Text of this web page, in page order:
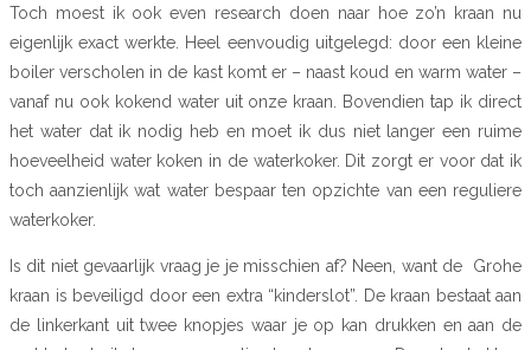
Toch moest ik ook even research doen naar hoe zo’n kraan nu
eigenlijk exact werkte. Heel eenvoudig uitgelegd: door een kleine
boiler verscholen in de kast komt er – naast koud en warm water –
vanaf nu ook kokend water uit onze kraan. Bovendien tap ik direct
het water dat ik nodig heb en moet ik dus niet langer een ruime
hoeveelheid water koken in de waterkoker. Dit zorgt er voor dat ik
toch aanzienlijk wat water bespaar ten opzichte van een reguliere
waterkoker.
Is dit niet gevaarlijk vraag je je misschien af? Neen, want de Grohe
kraan is beveiligd door een extra “kinderslot”. De kraan bestaat aan
de linkerkant uit twee knopjes waar je op kan drukken en aan de